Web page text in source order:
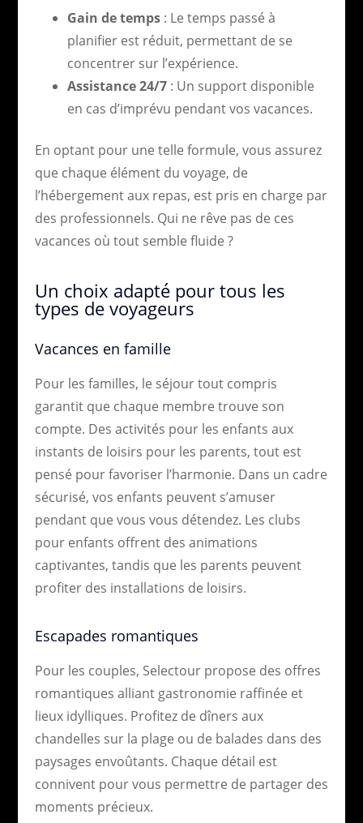
Gain de temps: Le temps passé à
planifier est réduit, permettant de se
concentrer sur l’expérience.
Assistance 24/7: Un support disponible
en cas d’imprévu pendant vos vacances.
En optant pour une telle formule, vous assurez
que chaque élément du voyage, de
l’hébergement aux repas, est pris en charge par
des professionnels. Qui ne rêve pas de ces
vacances où tout semble fluide ?
Un choix adapté pour tous les
types de voyageurs
Vacances en famille
Pour les familles, le séjour tout compris
garantit que chaque membre trouve son
compte. Des activités pour les enfants aux
instants de loisirs pour les parents, tout est
pensé pour favoriser l’harmonie. Dans un cadre
sécurisé, vos enfants peuvent s’amuser
pendant que vous vous détendez. Les clubs
pour enfants offrent des animations
captivantes, tandis que les parents peuvent
profiter des installations de loisirs.
Escapades romantiques
Pour les couples, Selectour propose des offres
romantiques alliant gastronomie raffinée et
lieux idylliques. Profitez de dîners aux
chandelles sur la plage ou de balades dans des
paysages envoûtants. Chaque détail est
connivent pour vous permettre de partager des
moments précieux.